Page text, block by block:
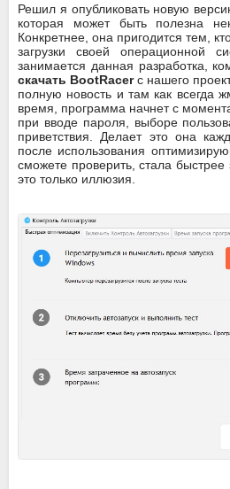
Решил я опубликовать новую
которая может быть полезна
Конкретнее, она пригодится тем,
загрузки своей операционной
занимается данная разработка,
скачать BootRacerс нашего
полную новость и там как всегда
время, программа начнет с
при вводе пароля, выборе
приветствия. Делает это она
после использования
сможете проверить, стала быстрее
это только иллюзия.